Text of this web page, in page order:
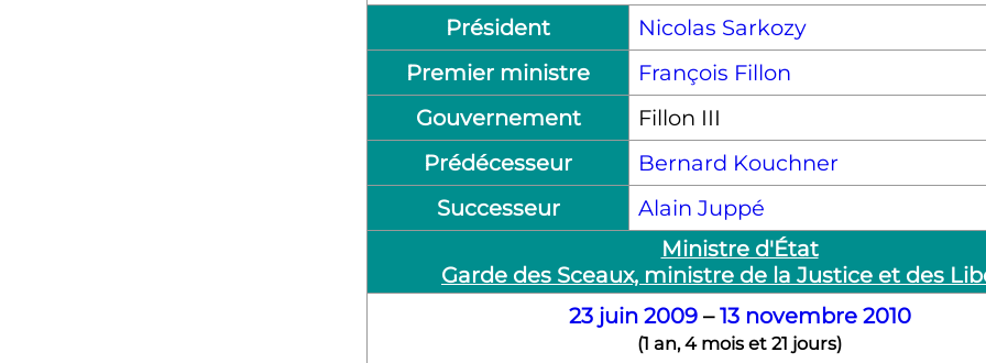
Président
Nicolas Sarkozy
Premier ministre
François Fillon
Gouvernement
Fillon III
Prédécesseur
Bernard Kouchner
Successeur
Alain Juppé
Ministre d'État
Garde des Sceaux, ministre de la Justice et des
23 juin 2009–13 novembre 2010
(1 an, 4 mois et 21 jours)